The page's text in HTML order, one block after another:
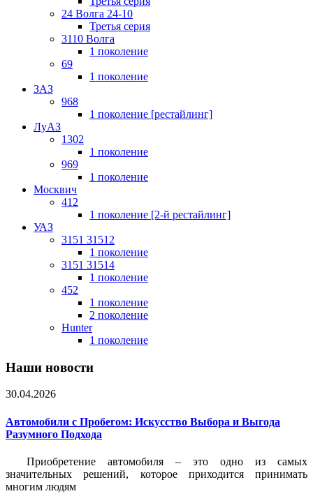
24 Волга 24-10
Третья серия
3110 Волга
1 поколение
69
1 поколение
ЗАЗ
968
1 поколение [рестайлинг]
ЛуАЗ
1302
1 поколение
969
1 поколение
Москвич
412
1 поколение [2-й рестайлинг]
УАЗ
3151 31512
1 поколение
3151 31514
1 поколение
452
1 поколение
2 поколение
Hunter
1 поколение
Наши новости
30.04.2026
Автомобили с Пробегом: Искусство Выбора и Выгода
Разумного Подхода
Приобретение автомобиля – это одно из самых
значительных решений, которое приходится принимать
многим людям